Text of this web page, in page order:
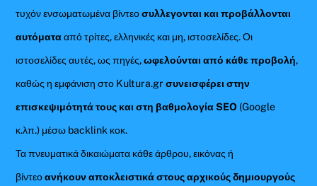
τυχόν ενσωματωμένα βίντεοσυλλεγονται και προβάλλονται
αυτόματααπό τρίτες, ελληνικές και μη, ιστοσελίδες. Οι
ιστοσελίδες αυτές, ως πηγές,ωφελούνται από κάθε προβολή,
καθώς η εμφάνιση στο Kultura.gr συνεισφέρει στην
επισκεψιμότητά τους και στη βαθμολογία SEO (Google
κ.λπ.) μέσω backlink κοκ.
Τα πνευματικά δικαιώματα κάθε άρθρου, εικόνας ή
βίντεοανήκουν αποκλειστικά στους αρχικούς δημιουργούς